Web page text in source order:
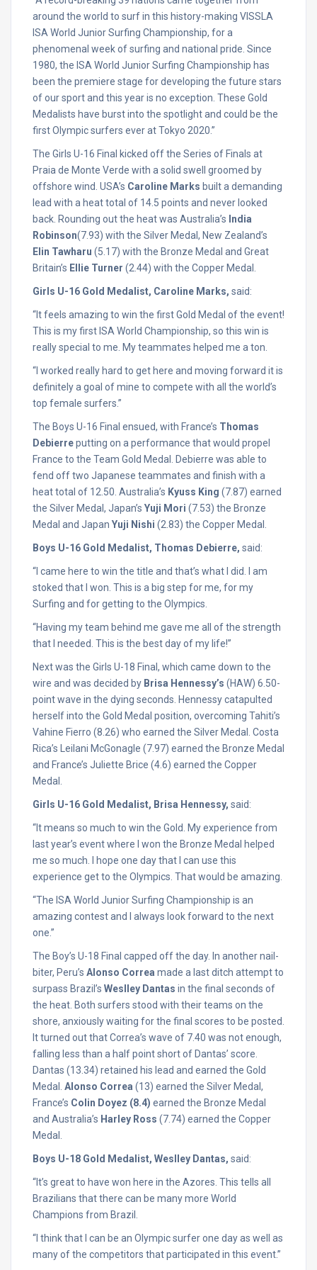
around the world to surf in this history-making VISSLA
ISA World Junior Surfing Championship, for a
phenomenal week of surfing and national pride. Since
1980, the ISA World Junior Surfing Championship has
been the premiere stage for developing the future stars
of our sport and this year is no exception. These Gold
Medalists have burst into the spotlight and could be the
first Olympic surfers ever at Tokyo 2020.”
The Girls U-16 Final kicked off the Series of Finals at
Praia de Monte Verde with a solid swell groomed by
offshore wind. USA’s Caroline Marks built a demanding
lead with a heat total of 14.5 points and never looked
back. Rounding out the heat was Australia’s India
Robinson(7.93) with the Silver Medal, New Zealand’s
Elin Tawharu (5.17) with the Bronze Medal and Great
Britain’s Ellie Turner (2.44) with the Copper Medal.
Girls U-16 Gold Medalist, Caroline Marks, said:
“It feels amazing to win the first Gold Medal of the event!
This is my first ISA World Championship, so this win is
really special to me. My teammates helped me a ton.
“I worked really hard to get here and moving forward it is
definitely a goal of mine to compete with all the world’s
top female surfers.”
The Boys U-16 Final ensued, with France’s Thomas
Debierreputting on a performance that would propel
France to the Team Gold Medal. Debierre was able to
fend off two Japanese teammates and finish with a
heat total of 12.50. Australia’s Kyuss King (7.87) earned
the Silver Medal, Japan’s Yuji Mori (7.53) the Bronze
Medal and Japan Yuji Nishi (2.83) the Copper Medal.
Boys U-16 Gold Medalist, Thomas Debierre, said:
“I came here to win the title and that’s what I did. I am
stoked that I won. This is a big step for me, for my
Surfing and for getting to the Olympics.
“Having my team behind me gave me all of the strength
that I needed. This is the best day of my life!”
Next was the Girls U-18 Final, which came down to the
wire and was decided by Brisa Hennessy’s (HAW) 6.50-
point wave in the dying seconds. Hennessy catapulted
herself into the Gold Medal position, overcoming Tahiti’s
Vahine Fierro (8.26) who earned the Silver Medal. Costa
Rica’s Leilani McGonagle (7.97) earned the Bronze Medal
and France’s Juliette Brice (4.6) earned the Copper
Medal.
Girls U-16 Gold Medalist, Brisa Hennessy, said:
“It means so much to win the Gold. My experience from
last year’s event where I won the Bronze Medal helped
me so much. I hope one day that I can use this
experience get to the Olympics. That would be amazing.
“The ISA World Junior Surfing Championship is an
amazing contest and I always look forward to the next
one.”
The Boy’s U-18 Final capped off the day. In another nail-
biter, Peru’s Alonso Correa made a last ditch attempt to
surpass Brazil’s Weslley Dantas in the final seconds of
the heat. Both surfers stood with their teams on the
shore, anxiously waiting for the final scores to be posted.
It turned out that Correa’s wave of 7.40 was not enough,
falling less than a half point short of Dantas’ score.
Dantas (13.34) retained his lead and earned the Gold
Medal. Alonso Correa (13) earned the Silver Medal,
France’s Colin Doyez (8.4) earned the Bronze Medal
and Australia’s Harley Ross (7.74) earned the Copper
Medal.
Boys U-18 Gold Medalist, Weslley Dantas, said:
“It’s great to have won here in the Azores. This tells all
Brazilians that there can be many more World
Champions from Brazil.
“I think that I can be an Olympic surfer one day as well as
many of the competitors that participated in this event.”